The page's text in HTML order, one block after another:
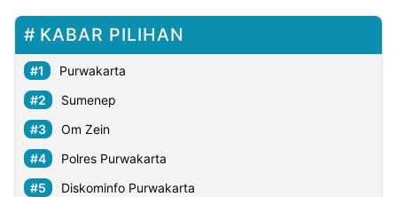
Follow
KabarbaruKABAR PILIHAN
Purwakarta
Sumenep
Om Zein
Polres Purwakarta
Diskominfo Purwakarta